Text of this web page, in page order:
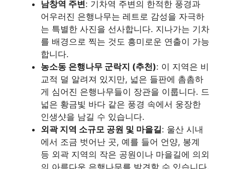
남창역 주변: 기차역 주변의 한적한 풍경과
어우러진 은행나무는 레트로 감성을 자극하
는 특별한 사진을 선사합니다. 지나가는 기차
를 배경으로 찍는 것도 흥미로운 연출이 가능
합니다.
농소동 은행나무 군락지 (추천): 이 지역은 비
교적 덜 알려져 있지만, 넓은 들판에 촘촘하
게 심어진 은행나무들이 장관을 이룹니다. 드
넓은 황금빛 바다 같은 풍경 속에서 웅장한
인생샷을 남길 수 있습니다.
외곽 지역 소규모 공원 및 마을길: 울산 시내
에서 조금 벗어난 곳, 예를 들어 언양, 봉계
등 외곽 지역의 작은 공원이나 마을길에 의외